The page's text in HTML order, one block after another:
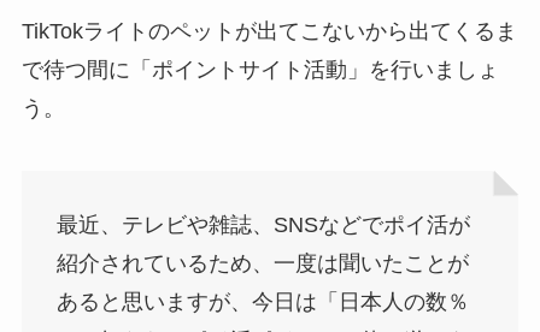
TikTokライトのペットが出てこないから出てくるま
で待つ間に「ポイントサイト活動」を行いましょ
う。
最近、テレビや雑誌、SNSなどでポイ活が
紹介されているため、一度は聞いたことが
あると思いますが、今日は「日本人の数％